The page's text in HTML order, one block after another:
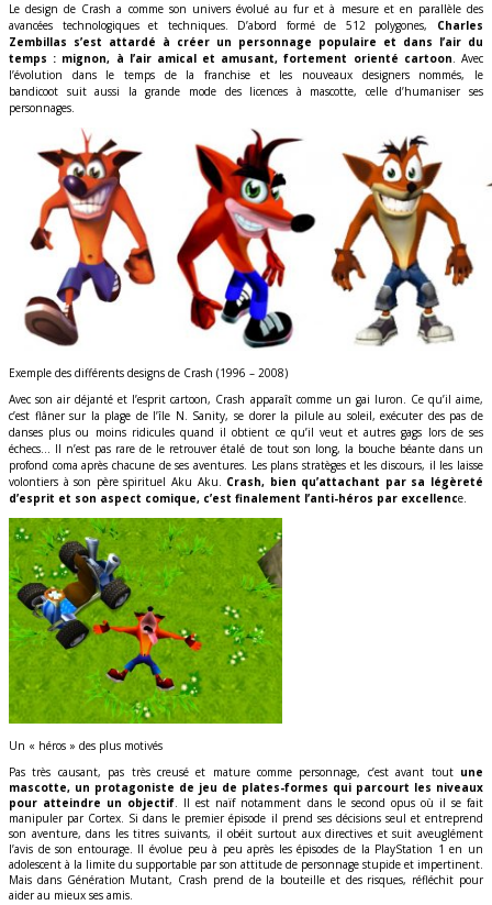
Le design de Crash a comme son univers évolué au fur et à mesure et en parallèle des
avancées technologiques et techniques. D’abord formé de 512 polygones, Charles
Zembillas s’est attardé à créer un personnage populaire et dans l’air du
temps : mignon, à l’air amical et amusant, fortement orienté cartoon. Avec
l’évolution dans le temps de la franchise et les nouveaux designers nommés, le
bandicoot suit aussi la grande mode des licences à mascotte, celle d’humaniser ses
personnages.
Exemple des différents designs de Crash (1996 – 2008)
Avec son air déjanté et l’esprit cartoon, Crash apparaît comme un gai luron. Ce qu’il aime,
c’est flâner sur la plage de l’île N. Sanity, se dorer la pilule au soleil, exécuter des pas de
danses plus ou moins ridicules quand il obtient ce qu’il veut et autres gags lors de ses
échecs… Il n’est pas rare de le retrouver étalé de tout son long, la bouche béante dans un
profond coma après chacune de ses aventures. Les plans stratèges et les discours, il les laisse
volontiers à son père spirituel Aku Aku. Crash, bien qu’attachant par sa légèreté
d’esprit et son aspect comique, c’est finalement l’anti-héros par excellence.
Un « héros » des plus motivés
Pas très causant, pas très creusé et mature comme personnage, c’est avant tout une
mascotte, un protagoniste de jeu de plates-formes qui parcourt les niveaux
pour atteindre un objectif. Il est naïf notamment dans le second opus où il se fait
manipuler par Cortex. Si dans le premier épisode il prend ses décisions seul et entreprend
son aventure, dans les titres suivants, il obéit surtout aux directives et suit aveuglément
l’avis de son entourage. Il évolue peu à peu après les épisodes de la PlayStation 1 en un
adolescent à la limite du supportable par son attitude de personnage stupide et impertinent.
Mais dans Génération Mutant, Crash prend de la bouteille et des risques, réfléchit pour
aider au mieux ses amis.